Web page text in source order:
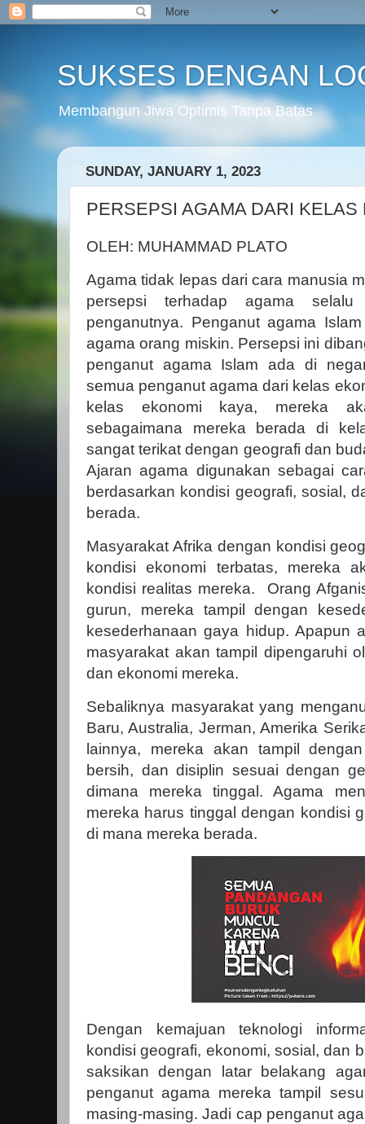
SUKSES DENGAN
Membangun Jiwa Optimis Tanpa Batas
SUNDAY, JANUARY 1, 2023
PERSEPSI AGAMA DARI KELAS
OLEH: MUHAMMAD PLATO
Agama tidak lepas dari cara manusia
persepsi terhadap agama
penganutnya. Penganut agama
agama orang miskin. Persepsi ini
penganut agama Islam ada di
semua penganut agama dari kelas
kelas ekonomi kaya, mereka
sebagaimana mereka berada di
sangat terikat dengan geografi dan
Ajaran agama digunakan sebagai
berdasarkan kondisi geografi, sosial,
berada.
Masyarakat Afrika dengan kondisi
kondisi ekonomi terbatas, mereka
kondisi realitas mereka. Orang
gurun, mereka tampil dengan
kesederhanaan gaya hidup. Apapun
masyarakat akan tampil dipengaruhi
dan ekonomi mereka.
Sebaliknya masyarakat yang
Baru, Australia, Jerman, Amerika
lainnya, mereka akan tampil
bersih, dan disiplin sesuai dengan
dimana mereka tinggal. Agama
mereka harus tinggal dengan kondisi
di mana mereka berada.
Dengan kemajuan teknologi
kondisi geografi, ekonomi, sosial, dan
saksikan dengan latar belakang
penganut agama mereka tampil
masing-masing. Jadi cap penganut